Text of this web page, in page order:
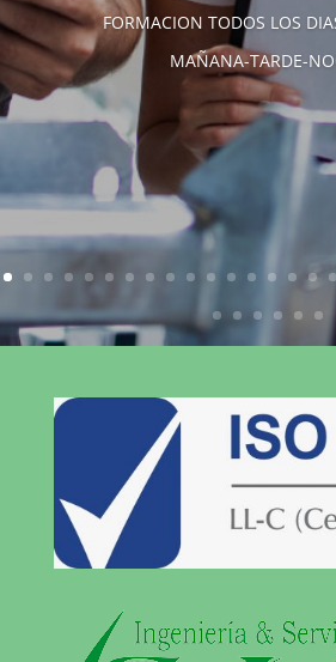
FORMACION TODOS LOS
MAÑANA-TARDE-